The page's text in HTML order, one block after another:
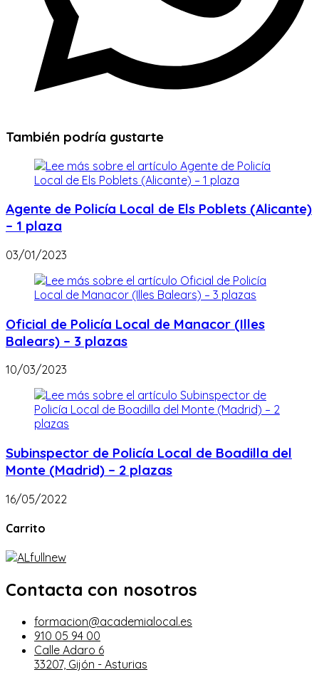
También podría gustarte
Agente de Policía Local de Els Poblets (Alicante)
– 1 plaza
03/01/2023
Oficial de Policía Local de Manacor (Illes
Balears) – 3 plazas
10/03/2023
Subinspector de Policía Local de Boadilla del
Monte (Madrid) – 2 plazas
16/05/2022
Carrito
Contacta con nosotros
formacion@academialocal.es
910 05 94 00
Calle Adaro 6
33207, Gijón - Asturias